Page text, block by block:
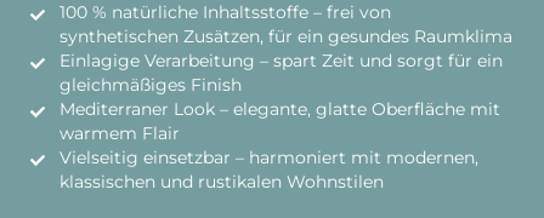
100 % natürliche Inhaltsstoffe – frei von
synthetischen Zusätzen, für ein gesundes Raumklima
Einlagige Verarbeitung – spart Zeit und sorgt für ein
gleichmäßiges Finish
Mediterraner Look – elegante, glatte Oberfläche mit
warmem Flair
Vielseitig einsetzbar – harmoniert mit modernen,
klassischen und rustikalen Wohnstilen